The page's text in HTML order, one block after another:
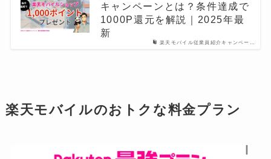
楽天モバイル従業員紹介キャンペー…
キャンペーンとは？条件達成で
1000P還元を解説｜2025年最
新
楽天モバイルのおトクな料金プラン